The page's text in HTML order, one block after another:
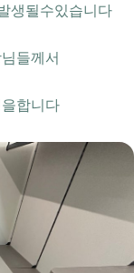
생될수있습니다
들께서
합니다